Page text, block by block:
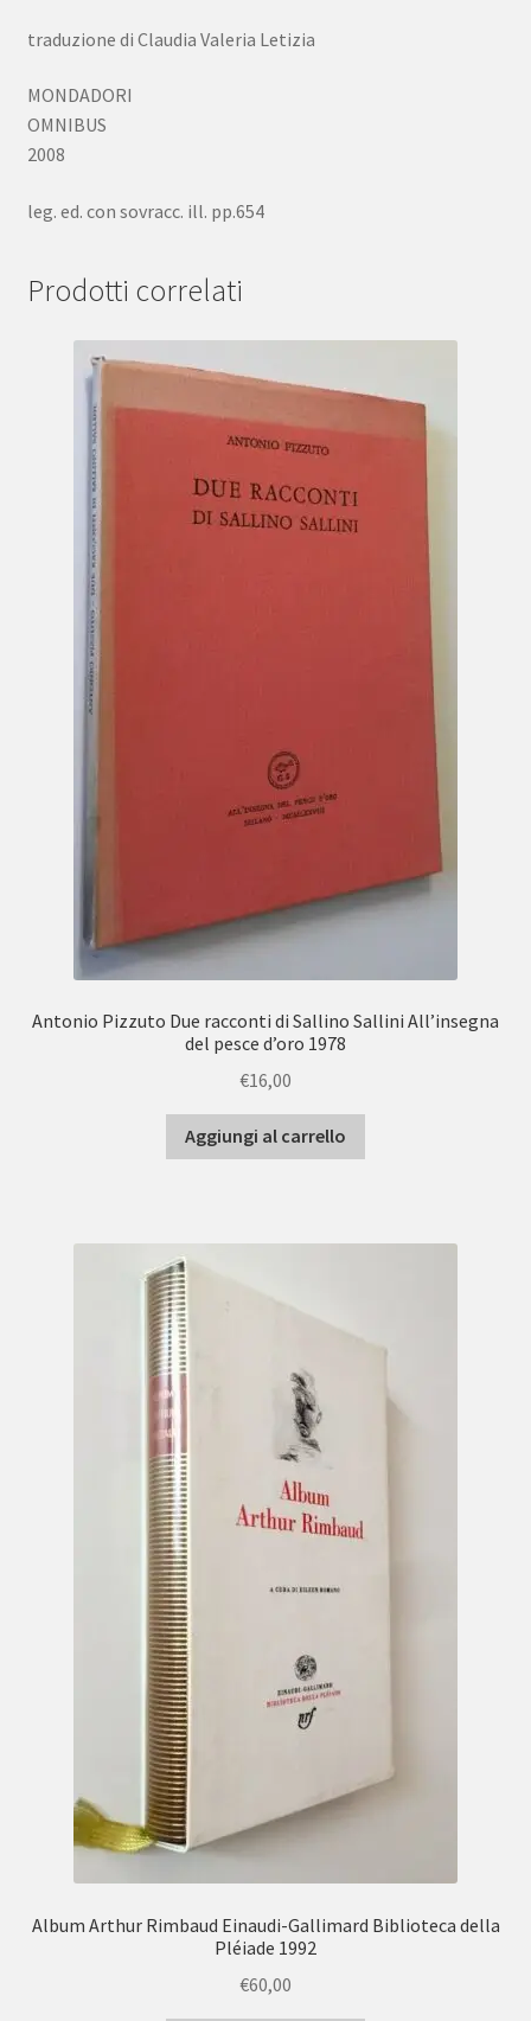
traduzione di Claudia Valeria Letizia
MONDADORI
OMNIBUS
2008
leg. ed. con sovracc. ill. pp.654
Prodotti correlati
Antonio Pizzuto Due racconti di Sallino Sallini All’insegna
del pesce d’oro 1978
€16,00
Aggiungi al carrello
Album Arthur Rimbaud Einaudi-Gallimard Biblioteca della
Pléiade 1992
€60,00